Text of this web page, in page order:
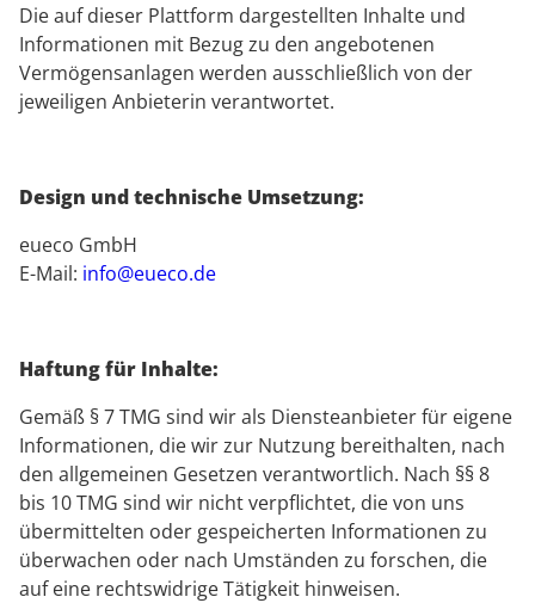
Die auf dieser Plattform dargestellten Inhalte und
Informationen mit Bezug zu den angebotenen
Vermögensanlagen werden ausschließlich von der
jeweiligen Anbieterin verantwortet.
Design und technische Umsetzung:
eueco GmbH
E-Mail: info@eueco.de
Haftung für Inhalte:
Gemäß § 7 TMG sind wir als Diensteanbieter für eigene
Informationen, die wir zur Nutzung bereithalten, nach
den allgemeinen Gesetzen verantwortlich. Nach §§ 8
bis 10 TMG sind wir nicht verpflichtet, die von uns
übermittelten oder gespeicherten Informationen zu
überwachen oder nach Umständen zu forschen, die
auf eine rechtswidrige Tätigkeit hinweisen.